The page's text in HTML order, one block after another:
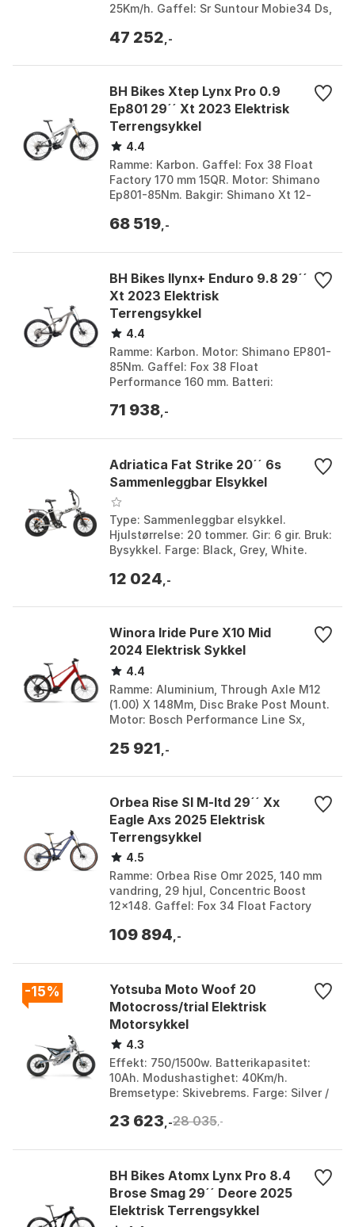
25Km/h. Gaffel: Sr Suntour Mobie34 Ds,
600Wh. Farge: Re...
47 252 ,-
BH Bikes Xtep Lynx Pro 0.9
Ep801 29´´ Xt 2023 Elektrisk
Terrengsykkel
4.4
Ramme: Karbon. Gaffel: Fox 38 Float
Factory 170 mm 15QR. Motor: Shimano
Ep801-85Nm. Bakgir: Shimano Xt 12-
red / red...
68 519 ,-
BH Bikes Ilynx+ Enduro 9.8 29´´
Xt 2023 Elektrisk
Terrengsykkel
4.4
Ramme: Karbon. Motor: Shimano EP801-
85Nm. Gaffel: Fox 38 Float
Performance 160 mm. Batteri:
Blue / silver / blue, Gre...
71 938 ,-
Adriatica Fat Strike 20´´ 6s
Sammenleggbar Elsykkel
Type: Sammenleggbar elsykkel.
Hjulstørrelse: 20 tommer. Gir: 6 gir. Bruk:
Bysykkel. Farge: Black, Grey, White.
12 024 ,-
Winora Iride Pure X10 Mid
2024 Elektrisk Sykkel
4.4
Ramme: Aluminium, Through Axle M12
(1.00) X 148Mm, Disc Brake Post Mount.
Motor: Bosch Performance Line Sx,
Powertube. Felger...
25 921 ,-
Orbea Rise Sl M-ltd 29´´ Xx
Eagle Axs 2025 Elektrisk
Terrengsykkel
4.5
Ramme: Orbea Rise Omr 2025, 140 mm
vandring, 29 hjul, Concentric Boost
12x148. Gaffel: Fox 34 Float Factory
Shimano Ep801. B...
109 894 ,-
-15%
Yotsuba Moto Woof 20
Motocross/trial Elektrisk
Motorsykkel
4.3
Effekt: 750/1500w. Batterikapasitet:
10Ah. Modushastighet: 40Km/h.
Bremsetype: Skivebrems. Farge: Silver /
23 623 ,-28 035,-
BH Bikes Atomx Lynx Pro 8.4
Brose Smag 29´´ Deore 2025
Elektrisk Terrengsykkel